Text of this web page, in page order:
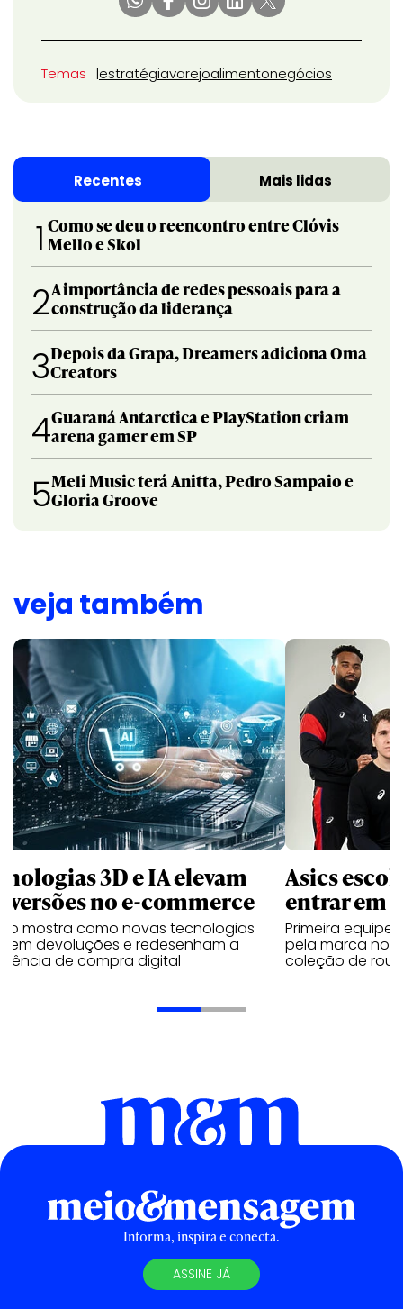
Temas estratégiavarejoalimentonegócios
Recentes Mais lidas
1 Como se deu o reencontro entre Clóvis
Mello e Skol
2A importância de redes pessoais para a
construção da liderança
3Depois da Grapa, Dreamers adiciona Oma
Creators
4Guaraná Antarctica e PlayStation criam
arena gamer em SP
5Meli Music terá Anitta, Pedro Sampaio e
Gloria Groove
veja também
3D e IA elevam
no e-commerce
mostra como novas tecnologias
devoluções e redesenham a
de compra digital
Asics
entrar em
Primeira
pela marca no
coleção de
Informa, inspira e conecta.
ASSINE JÁ